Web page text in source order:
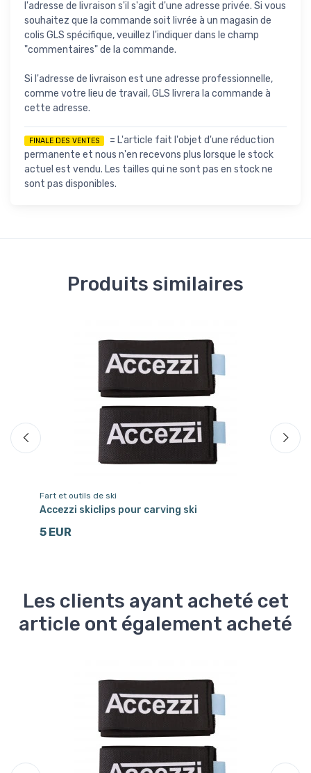
l'adresse de livraison s'il s'agit d'une adresse privée. Si vous
souhaitez que la commande soit livrée à un magasin de
colis GLS spécifique, veuillez l'indiquer dans le champ
"commentaires" de la commande.
Si l'adresse de livraison est une adresse professionnelle,
comme votre lieu de travail, GLS livrera la commande à
cette adresse.
FINALE DES VENTES
= L'article fait l'objet d'une réduction
permanente et nous n'en recevons plus lorsque le stock
actuel est vendu. Les tailles qui ne sont pas en stock ne
sont pas disponibles.
Produits similaires
Fart et outils de ski
Accezzi skiclips pour carving ski
5 EUR
Les clients ayant acheté cet
article ont également acheté